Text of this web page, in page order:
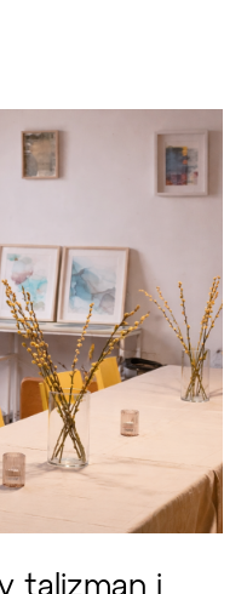
talizman i